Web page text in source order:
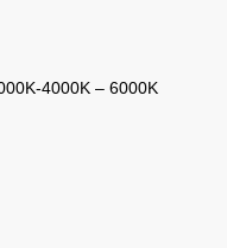
4000K – 6000K